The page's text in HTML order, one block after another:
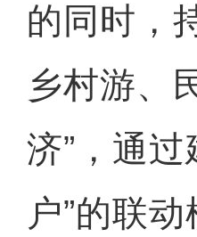
的同时，
乡村游、
济”，通
户”的联